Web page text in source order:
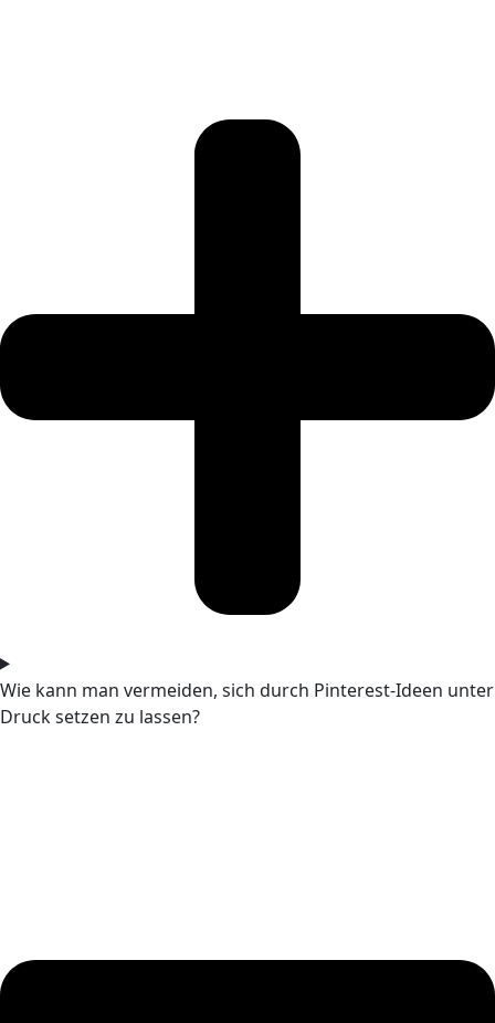
Wie kann man vermeiden, sich durch Pinterest-Ideen unter
Druck setzen zu lassen?